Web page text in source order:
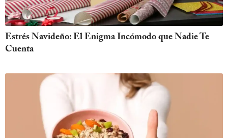
Estrés Navideño: El Enigma Incómodo que Nadie Te
Cuenta